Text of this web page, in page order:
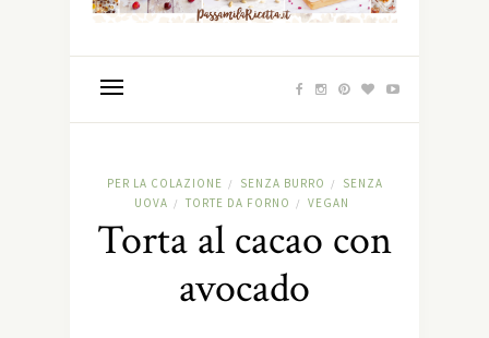
PER LA COLAZIONE / SENZA BURRO /
SENZA
UOVA / TORTE DA FORNO / VEGAN
Torta al cacao con
avocado